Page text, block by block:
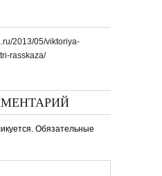
2013/05/viktoriya-
rasskaza/
Обязательные